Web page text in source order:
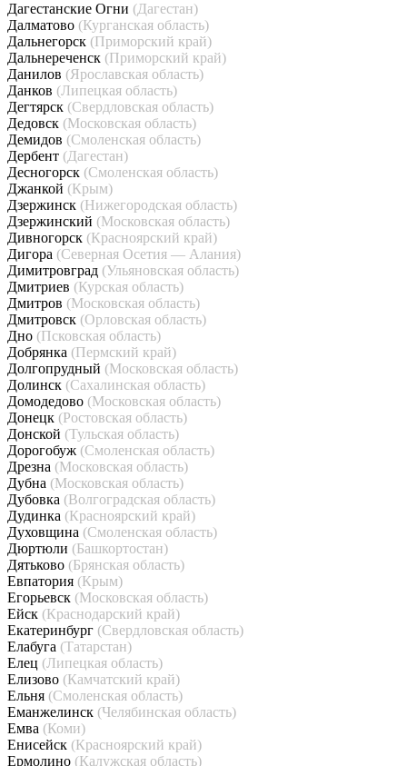
Дагестанские Огни (Дагестан)
Далматово (Курганская область)
Дальнегорск (Приморский край)
Дальнереченск (Приморский край)
Данилов (Ярославская область)
Данков (Липецкая область)
Дегтярск (Свердловская область)
Дедовск (Московская область)
Демидов (Смоленская область)
Дербент (Дагестан)
Десногорск (Смоленская область)
Джанкой (Крым)
Дзержинск (Нижегородская область)
Дзержинский (Московская область)
Дивногорск (Красноярский край)
Дигора (Северная Осетия — Алания)
Димитровград (Ульяновская область)
Дмитриев (Курская область)
Дмитров (Московская область)
Дмитровск (Орловская область)
Дно (Псковская область)
Добрянка (Пермский край)
Долгопрудный (Московская область)
Долинск (Сахалинская область)
Домодедово (Московская область)
Донецк (Ростовская область)
Донской (Тульская область)
Дорогобуж (Смоленская область)
Дрезна (Московская область)
Дубна (Московская область)
Дубовка (Волгоградская область)
Дудинка (Красноярский край)
Духовщина (Смоленская область)
Дюртюли (Башкортостан)
Дятьково (Брянская область)
Евпатория (Крым)
Егорьевск (Московская область)
Ейск (Краснодарский край)
Екатеринбург (Свердловская область)
Елабуга (Татарстан)
Елец (Липецкая область)
Елизово (Камчатский край)
Ельня (Смоленская область)
Еманжелинск (Челябинская область)
Емва (Коми)
Енисейск (Красноярский край)
Ермолино (Калужская область)